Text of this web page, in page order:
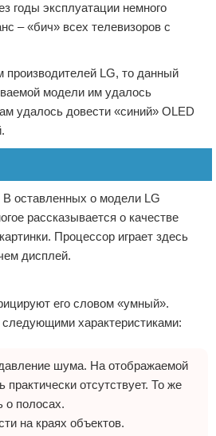
годы эксплуатации немного
– «бич» всех телевизоров с
производителей LG, то данный
модели им удалось
удалось довести «синий» OLED
В оставленных о модели LG
рассказывается о качестве
Процессор играет здесь
дисплей.
его словом «умный».
характеристиками:
шума. На отображаемой
практически отсутствует. То же
о полосах.
на краях объектов.